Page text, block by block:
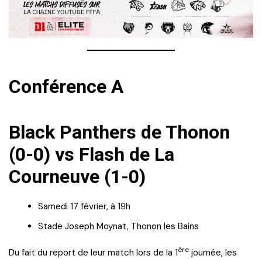
Conférence A
Black Panthers de Thonon
(0-0) vs Flash de La
Courneuve (1-0)
Samedi 17 février, à 19h
Stade Joseph Moynat, Thonon les Bains
Du fait du report de leur match lors de la 1ère journée, les